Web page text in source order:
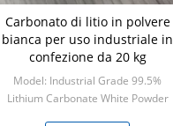
Carbonato di litio in polvere
bianca per uso industriale in
confezione da 20 kg
Model: Industrial Grade 99.5%
Lithium Carbonate White Powder